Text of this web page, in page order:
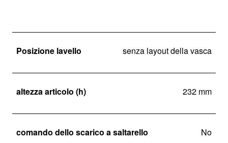
Posizione lavello senza layout della vasca
altezza articolo (h) 232 mm
comando dello scarico a saltarello No